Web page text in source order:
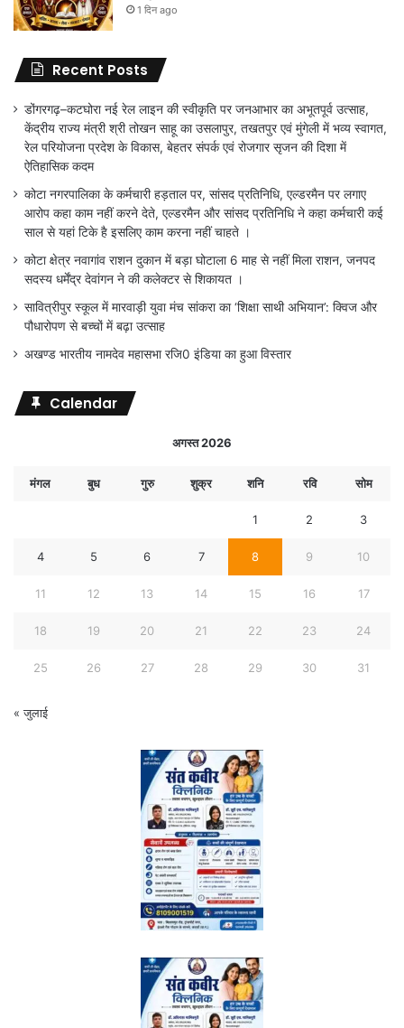
1 दिन ago
Recent Posts
डोंगरगढ़–कटघोरा नई रेल लाइन की स्वीकृति पर जनआभार का अभूतपूर्व उत्साह,
केंद्रीय राज्य मंत्री श्री तोखन साहू का उसलापुर, तखतपुर एवं मुंगेली में भव्य स्वागत,
रेल परियोजना प्रदेश के विकास, बेहतर संपर्क एवं रोजगार सृजन की दिशा में
ऐतिहासिक कदम
कोटा नगरपालिका के कर्मचारी हड़ताल पर, सांसद प्रतिनिधि, एल्डरमैन पर लगाए
आरोप कहा काम नहीं करने देते, एल्डरमैन और सांसद प्रतिनिधि ने कहा कर्मचारी कई
साल से यहां टिके है इसलिए काम करना नहीं चाहते ।
कोटा क्षेत्र नवागांव राशन दुकान में बड़ा घोटाला 6 माह से नहीं मिला राशन, जनपद
सदस्य धर्मेंद्र देवांगन ने की कलेक्टर से शिकायत ।
सावित्रीपुर स्कूल में मारवाड़ी युवा मंच सांकरा का ‘शिक्षा साथी अभियान’: क्विज और
पौधारोपण से बच्चों में बढ़ा उत्साह
अखण्ड भारतीय नामदेव महासभा रजि0 इंडिया का हुआ विस्तार
Calendar
अगस्त 2026
मंगल बुध गुरु शुक्र शनि रवि सोम
1 2 3
4 5 6 7 8 9 10
11 12 13 14 15 16 17
18 19 20 21 22 23 24
25 26 27 28 29 30 31
« जुलाई